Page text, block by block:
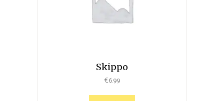
Skippo
€6.99